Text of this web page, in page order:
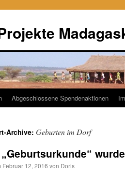
Abgeschlossene Spendenaktionen
Archive: Geburten im Dorf
Februar 12, 2016 von Doris